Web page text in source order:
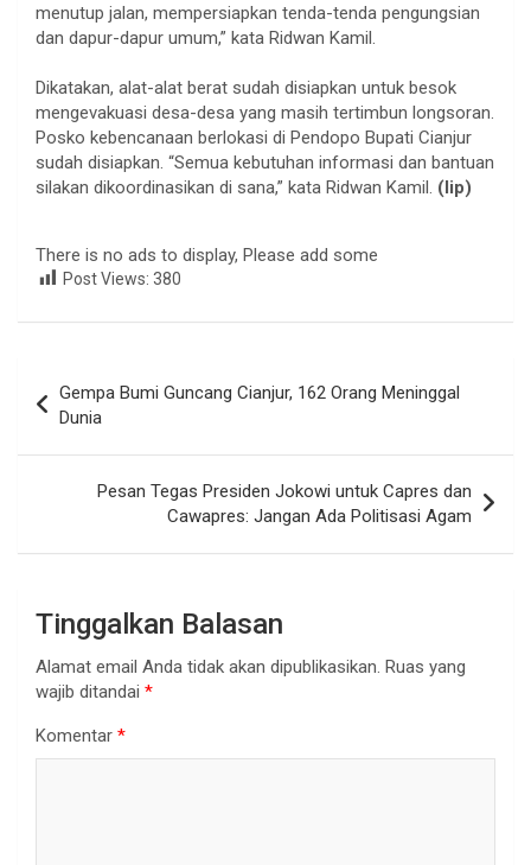
menutup jalan, mempersiapkan tenda-tenda pengungsian
dan dapur-dapur umum,” kata Ridwan Kamil.
Dikatakan, alat-alat berat sudah disiapkan untuk besok
mengevakuasi desa-desa yang masih tertimbun longsoran.
Posko kebencanaan berlokasi di Pendopo Bupati Cianjur
sudah disiapkan. “Semua kebutuhan informasi dan bantuan
silakan dikoordinasikan di sana,” kata Ridwan Kamil. (lip)
There is no ads to display, Please add some
Post Views: 380
pos
Gempa Bumi Guncang Cianjur, 162 Orang Meninggal
Dunia
Pesan Tegas Presiden Jokowi untuk Capres dan
Cawapres: Jangan Ada Politisasi Agam
Tinggalkan Balasan
Alamat email Anda tidak akan dipublikasikan. Ruas yang
wajib ditandai *
Komentar *